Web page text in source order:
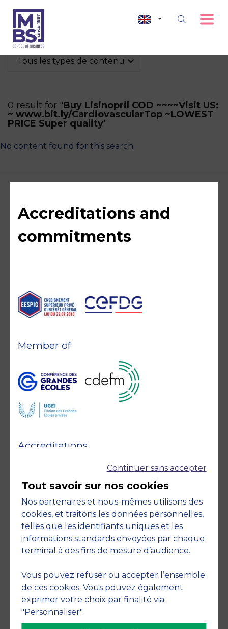
Tous les types de contenu
0 result for "Buy Lisinopril COD ~~~~Visit US:
~ www.bit.ly/CardiovascularTop ~LOWEST
PRICE Super quality"
No content found for this search.
Accreditations and
commitments
Accreditations
Member of
Engagements
Continuer sans accepter
Tout savoir sur nos cookies
Nos partenaires et nous-mêmes utilisons des
cookies, et traitons les données personnelles,
telles que les identifiants uniques et les
informations standards envoyées par chaque
terminal à des fins de mesure d’audience.
Vous pouvez refuser ou accepter l’ensemble
de ces cookies. Vous pouvez également
exprimer votre choix par finalité via
"Personnaliser".